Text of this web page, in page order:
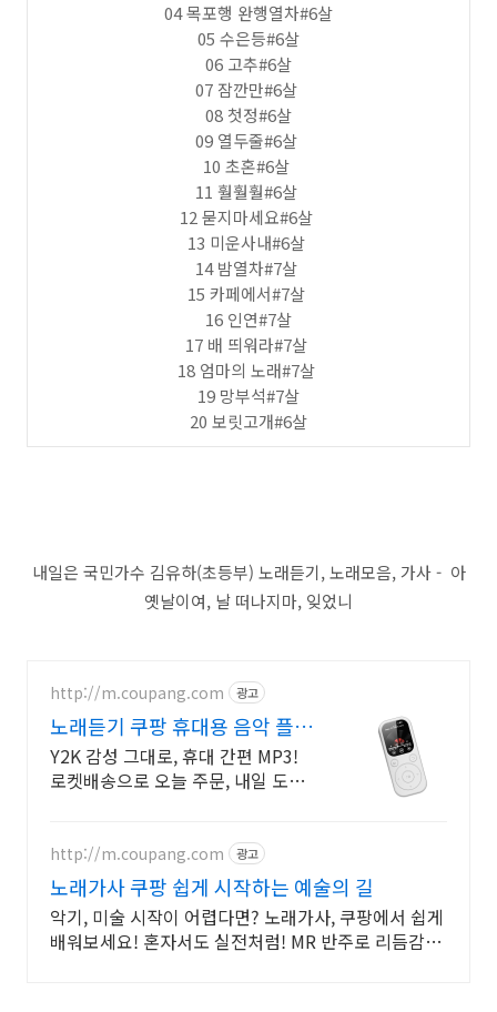
04 목포행 완행열차#6살
05 수은등#6살
06 고추#6살
07 잠깐만#6살
08 첫정#6살
09 열두줄#6살
10 초혼#6살
11 훨훨훨#6살
12 묻지마세요#6살
13 미운사내#6살
14 밤열차#7살
15 카페에서#7살
16 인연#7살
17 배 띄워라#7살
18 엄마의 노래#7살
19 망부석#7살
20 보릿고개#6살
내일은 국민가수 김유하(초등부) 노래듣기, 노래모음, 가사 - 아
옛날이여, 날 떠나지마, 잊었니
http://m.coupang.com 광고
노래듣기 쿠팡 휴대용 음악 플레
이어
Y2K 감성 그대로, 휴대 간편 MP3!
로켓배송으로 오늘 주문, 내일 도착.
http://m.coupang.com 광고
노래가사 쿠팡 쉽게 시작하는 예술의 길
악기, 미술 시작이 어렵다면? 노래가사, 쿠팡에서 쉽게
배워보세요! 혼자서도 실전처럼! MR 반주로 리듬감까